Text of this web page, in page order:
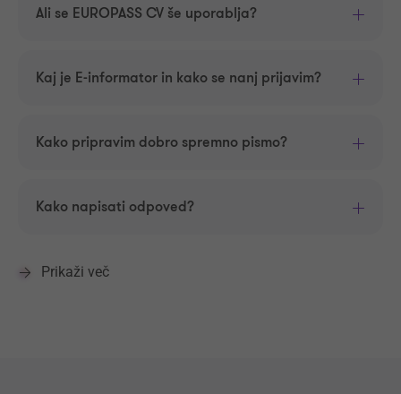
Ali se EUROPASS CV še uporablja?
Kaj je E-informator in kako se nanj prijavim?
Kako pripravim dobro spremno pismo?
Kako napisati odpoved?
Prikaži več